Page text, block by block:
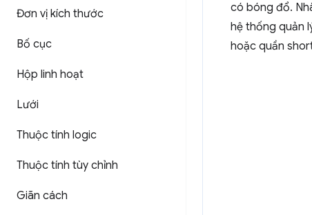
Đơn vị kích thước
Bố cục
Hộp linh hoạt
Lưới
Thuộc tính logic
Thuộc tính tùy chỉnh
Giãn cách
có bóng đổ.
hệ thống quản
hoặc quần